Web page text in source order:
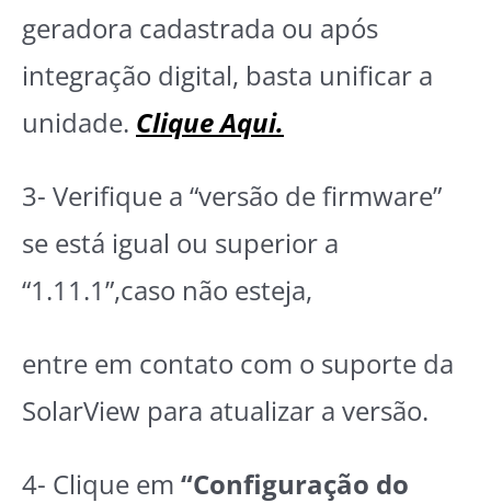
geradora cadastrada ou após
integração digital, basta unificar a
unidade. Clique Aqui.
3- Verifique a “versão de firmware”
se está igual ou superior a
“1.11.1”,caso não esteja,
entre em contato com o suporte da
SolarView para atualizar a versão.
4- Clique em “Configuração do